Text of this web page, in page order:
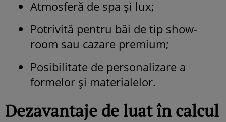
Atmosferă de spa și lux;
Potrivită pentru băi de tip show-
room sau cazare premium;
Posibilitate de personalizare a
formelor și materialelor.
Dezavantaje de luat în calcul